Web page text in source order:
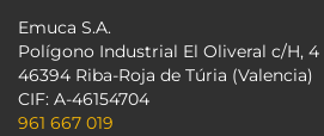
Emuca S.A.
Polígono Industrial El Oliveral c/H, 4
46394 Riba-Roja de Túria (Valencia)
CIF: A-46154704
961 667 019